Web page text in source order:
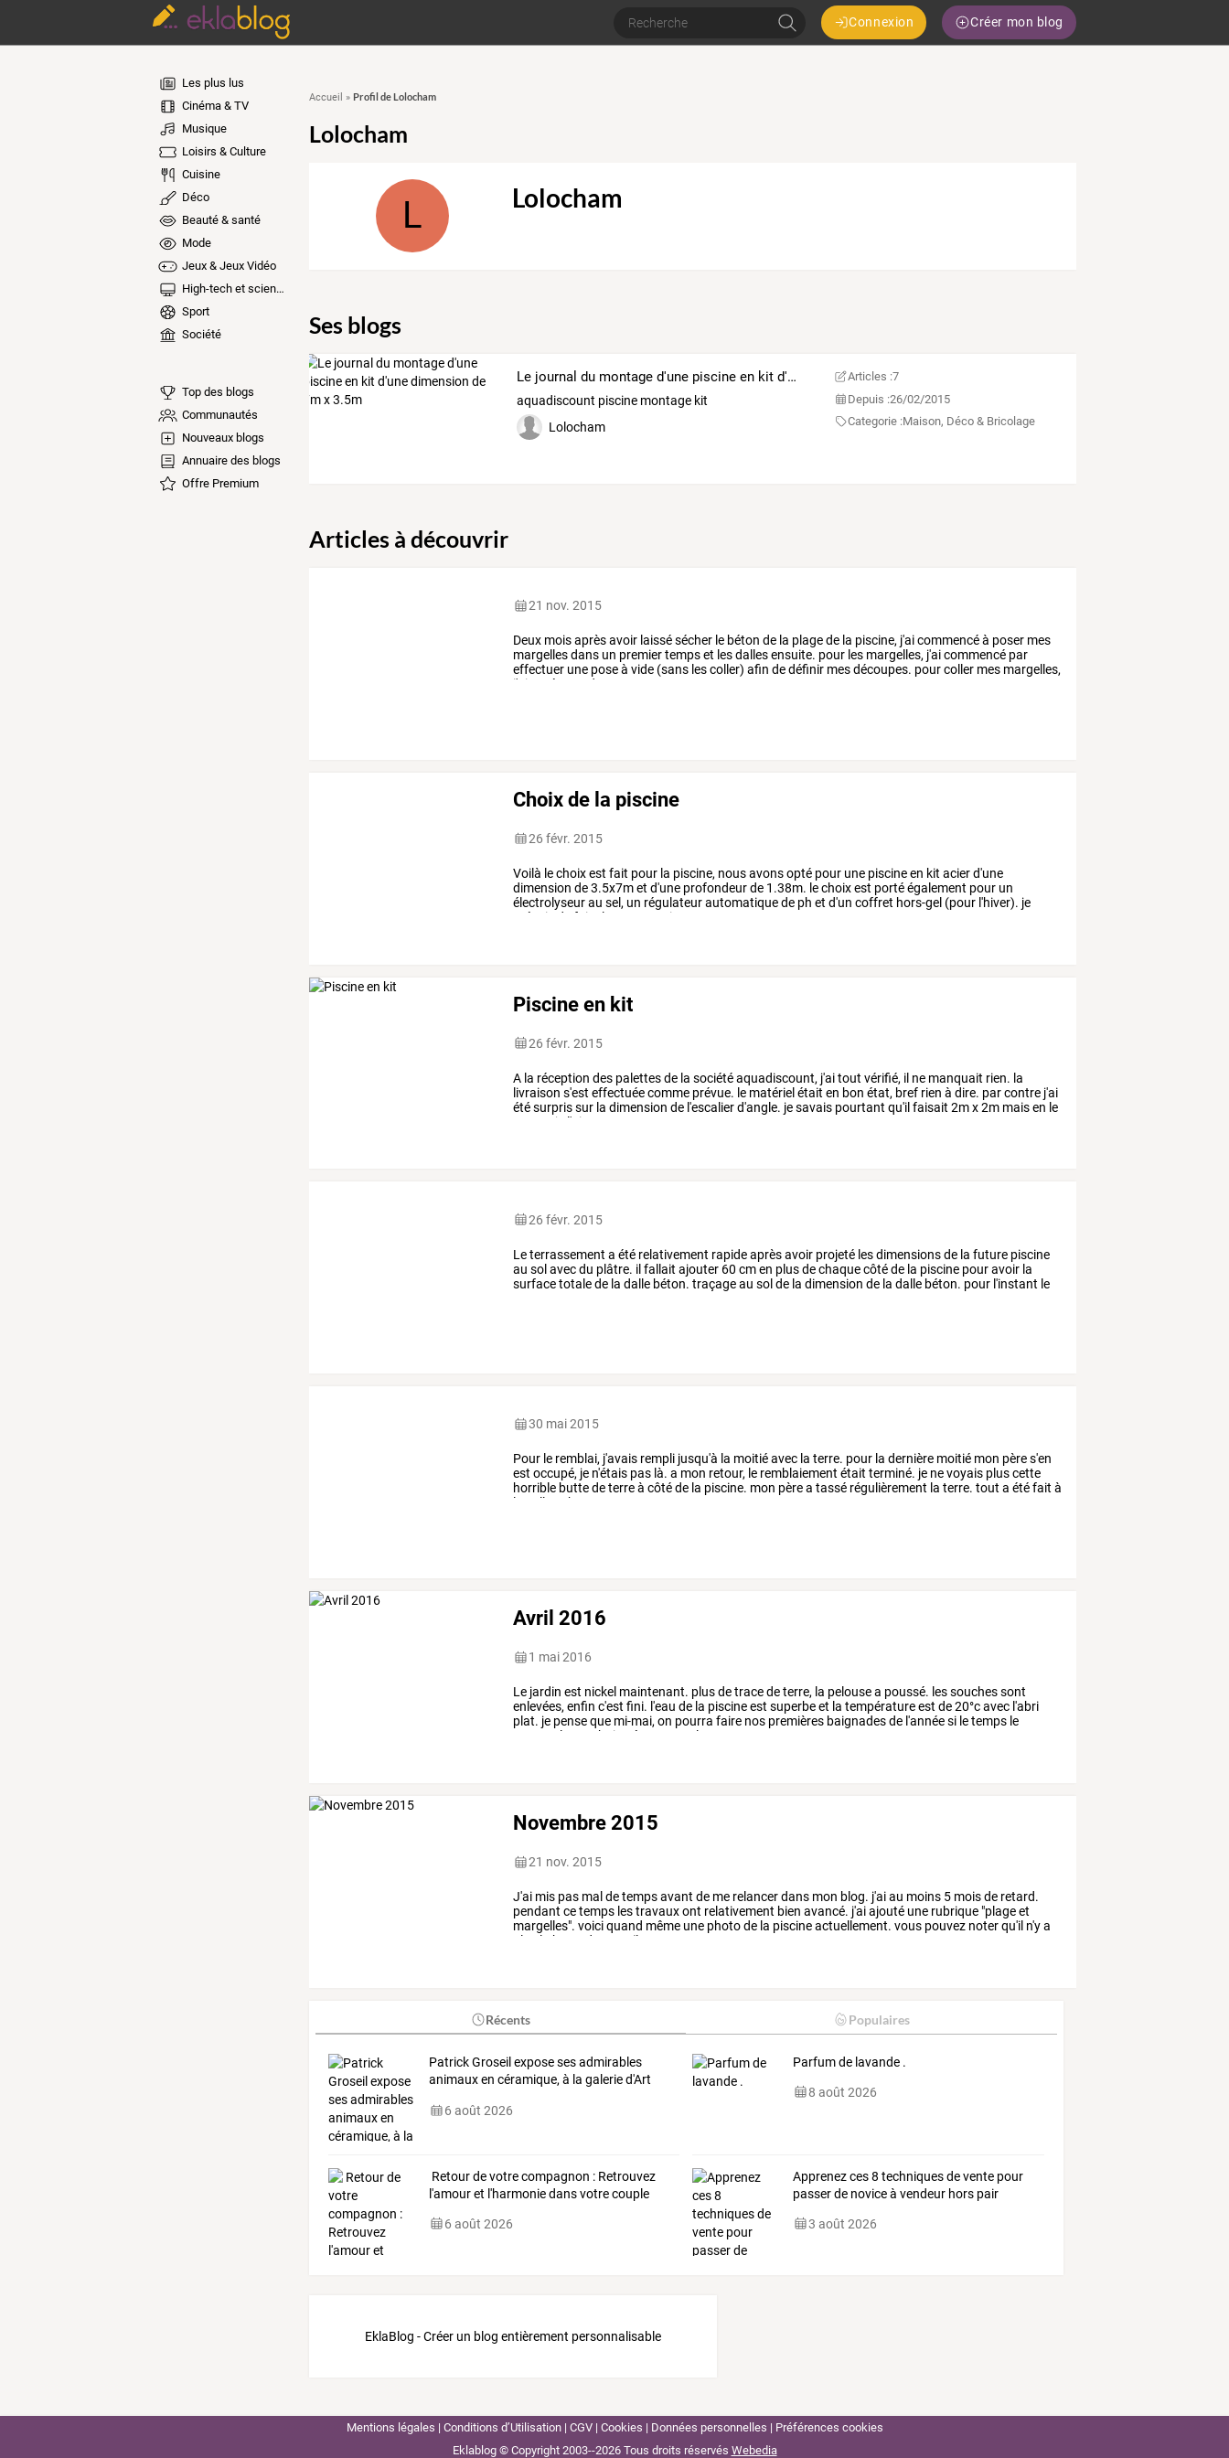
Connexion Créer mon blog
Les plus lus
Cinéma & TV
Musique
Loisirs & Culture
Cuisine
Déco
Beauté & santé
Mode
Jeux & Jeux Vidéo
High-tech et sciences
Sport
Société
Top des blogs
Communautés
Nouveaux blogs
Annuaire des blogs
Offre Premium
Accueil » Profil de Lolocham
Lolocham
L Lolocham
Ses blogs
Le journal du montage d'une piscine en kit d'une dimension de 7m x 3.5m
aquadiscount piscine montage kit
Lolocham
Articles :7
Depuis :26/02/2015
Categorie :Maison, Déco & Bricolage
Articles à découvrir
21 nov. 2015
Deux moisaprèsavoir laissésécher le béton de la plagede la piscine, j'aicommencéà poser mes
margellesdans un premiertempset lesdallesensuite. pour les margelles, j'aicommencé par
effectuer une poseà vide (sans lescoller) afin dedéfinir mesdécoupes. pourcoller mes margelles,
j'ai opté du
Choix de la piscine
26 févr. 2015
Voilà lechoixest fait pour la piscine, nousavonsopté pour une piscineen kit acierd'une
dimension de3.5x7met d'une profondeurde 1.38m. lechoixest portéégalement pour un
électrolyseurau sel, un régulateurautomatiquede ph et d'un coffret hors-gel (pour l'hiver). je
prévois
de faire la construction
Piscine en kit
26 févr. 2015
A la réception des palettesde la sociétéaquadiscount, j'aitout vérifié, il ne manquait rien. la
livraison s'est effectuéecomme prévue. le matériel était en bon état, bref rien à dire. parcontre j'ai
étésurprissur la dimension de l'escalierd'angle. jesavais pourtant qu'il faisait 2mx2m maisen le
je l'ai
26 févr. 2015
Leterrassement a été relativement rapideaprèsavoir projeté lesdimensionsde la future piscine
au sol avecdu plâtre. il fallait ajouter 60 cmen plusdechaquecôtéde la piscine pouravoir la
surfacetotalede la dalle béton. traçageau sol de la dimension de la dalle béton. pour l'instant le
30 mai 2015
Pour le remblai, j'avais rempli jusqu'à la moitié avec la terre. pour la dernière moitié mon père s'en
est occupé, je n'étais pas là. a mon retour, le remblaiement était terminé. je ne voyais plus cette
horrible butte de terre à côté de la piscine. mon père a tassé régulièrement la terre. tout a été fait à
la pelle et brouette.
Avril 2016
1 mai 2016
Le jardin est nickel maintenant. plusdetracedeterre, la pelousea poussé. lessouchessont
enlevées,enfin c'est fini. l'eau de la piscineest superbeet la températureest de20°cavec l'abri
plat. je penseque mi-mai,on pourra faire nos premières baignadesde l'annéesi letemps le
la prochaine étape les
Novembre 2015
21 nov. 2015
J'ai mis pas mal detempsavant de me relancerdans mon blog. j'aiau moins 5 moisde retard.
pendant cetemps lestravauxont relativement bien avancé. j'aiajouté une rubrique "plageet
margelles". voiciquand même une photode la piscineactuellement. vous pouvez noterqu'il n'ya
plus
la butte de (les
EklaBlog - Créer un blog entièrement personnalisable
Récents Populaires
PatrickGroseil exposesesadmirables
animauxen céramique, à la galeried'Art
6 août 2026
Parfum de lavande .
8 août 2026
Retour de votre compagnon : Retrouvez
l'amour et l'harmonie dans votre couple
6 août 2026
Apprenez ces 8 techniques de vente pour
passer de novice à vendeur hors pair
3 août 2026
Mentions légales Conditions d’Utilisation CGV Cookies Données personnelles
Préférences cookies
Eklablog © Copyright 2003--2026 Tous droits réservés Webedia